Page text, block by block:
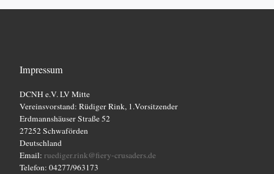
Impressum
DCNH e.V. LV Mitte
Vereinsvorstand: Rüdiger Rink, 1.Vorsitzender
Erdmannshäuser Straße 52
27252 Schwaförden
Deutschland
Email: ruediger.rink@fiery-crusaders.de
Telefon: 04277/963173